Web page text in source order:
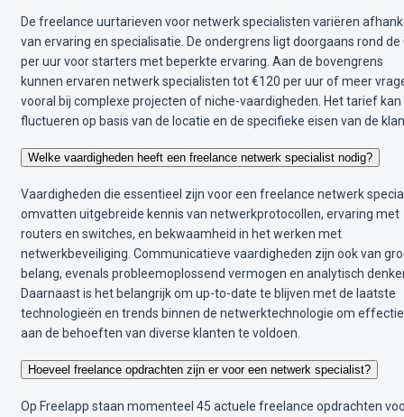
De freelance uurtarieven voor netwerk specialisten variëren
van ervaring en specialisatie. De ondergrens ligt doorgaans rond de
per uur voor starters met beperkte ervaring. Aan de bovengrens
kunnen ervaren netwerk specialisten tot €120 per uur of meer
vooral bij complexe projecten of niche-vaardigheden. Het tarief kan
fluctueren op basis van de locatie en de specifieke eisen van de
Welke vaardigheden heeft een freelance netwerk specialist nodig?
Vaardigheden die essentieel zijn voor een freelance netwerk
omvatten uitgebreide kennis van netwerkprotocollen, ervaring met
routers en switches, en bekwaamheid in het werken met
netwerkbeveiliging. Communicatieve vaardigheden zijn ook van
belang, evenals probleemoplossend vermogen en analytisch
Daarnaast is het belangrijk om up-to-date te blijven met de laatste
technologieën en trends binnen de netwerktechnologie om
aan de behoeften van diverse klanten te voldoen.
Hoeveel freelance opdrachten zijn er voor een netwerk specialist?
Op Freelapp staan momenteel 45 actuele freelance opdrachten